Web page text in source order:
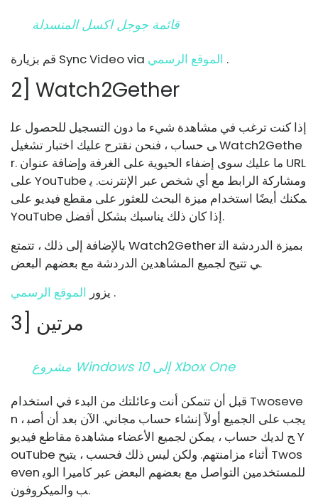
قائمة جوجل اكسل المنسدلة
قم بزيارة Sync Video via الموقع الرسمي .
2] Watch2Gether
إذا كنت ترغب في مشاهدة شيء ما دون التسجيل للحصول عل
ى حساب ، فنحن نقترح عليك اختبار تشغيل Watch2Gethe
r. ما عليك سوى إضفاء الحيوية على الغرفة وإضافة عنوان URL
على YouTube ومشاركة الرابط مع أي شخص عبر الإنترنت. ي
مكنك أيضًا استخدام ميزة البحث للعثور على مقطع فيديو على
YouTube إذا كان ذلك يناسبك بشكل أفضل.
بالإضافة إلى ذلك ، تتمتع Watch2Gether بميزة الدردشة الت
ي تتيح لجميع المشاهدين الدردشة مع بعضهم البعض.
يزور الموقع الرسمي .
3] مرتين
مشروع Windows 10 إلى Xbox One
قبل أن تتمكن أنت وعائلتك من البدء في استخدام Twoseve
n ، يجب على الجميع أولاً إنشاء حساب مجاني. الآن بعد أن أصب
ح لديك حساب ، يمكن لجميع الأعضاء مشاهدة مقاطع فيديو Y
ouTube أثناء مزامنتهم. ولكن ليس ذلك فحسب ، يتيح Twos
even للمستخدمين التواصل مع بعضهم البعض عبر كاميرا الوي
ب والميكروفون.